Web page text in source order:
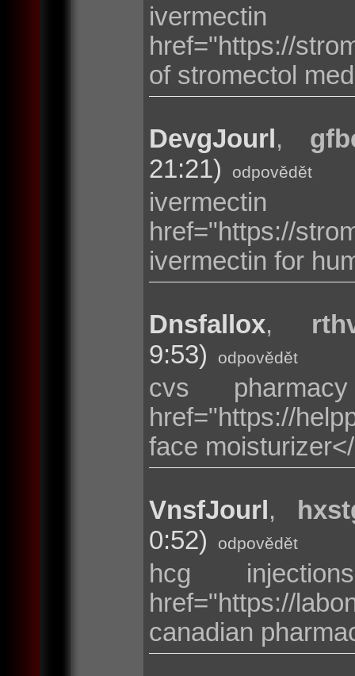
href="https://
of stromectol
DevgJourl,
21:21)
odpovědět
href="https://
ivermectin for
Dnsfallox,
9:53)
odpovědět
cvs
href="https://
face
VnsfJourl,
0:52)
odpovědět
hcg
href="https://
canadian